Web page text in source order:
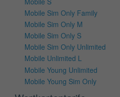
Mobile Sim Only Family
Mobile Sim Only M
Mobile Sim Only S
Mobile Sim Only Unlimited
Mobile Unlimited L
Mobile Young Unlimited
Mobile Young Sim Only